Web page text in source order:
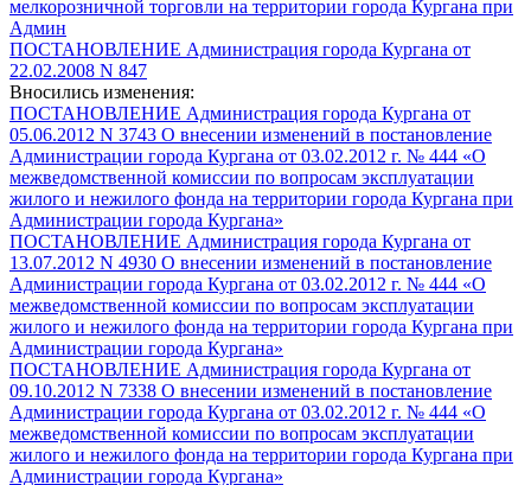
мелкорозничной торговли на территории города Кургана при
Админ
ПОСТАНОВЛЕНИЕ Администрация города Кургана от
22.02.2008 N 847
Вносились изменения:
ПОСТАНОВЛЕНИЕ Администрация города Кургана от
05.06.2012 N 3743 О внесении изменений в постановление
Администрации города Кургана от 03.02.2012 г. № 444 «О
межведомственной комиссии по вопросам эксплуатации
жилого и нежилого фонда на территории города Кургана при
Администрации города Кургана»
ПОСТАНОВЛЕНИЕ Администрация города Кургана от
13.07.2012 N 4930 О внесении изменений в постановление
Администрации города Кургана от 03.02.2012 г. № 444 «О
межведомственной комиссии по вопросам эксплуатации
жилого и нежилого фонда на территории города Кургана при
Администрации города Кургана»
ПОСТАНОВЛЕНИЕ Администрация города Кургана от
09.10.2012 N 7338 О внесении изменений в постановление
Администрации города Кургана от 03.02.2012 г. № 444 «О
межведомственной комиссии по вопросам эксплуатации
жилого и нежилого фонда на территории города Кургана при
Администрации города Кургана»